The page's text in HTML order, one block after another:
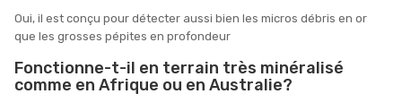
Oui, il est conçu pour détecter aussi bien les micros débris en or
que les grosses pépites en profondeur
Fonctionne-t-il en terrain très minéralisé
comme en Afrique ou en Australie?